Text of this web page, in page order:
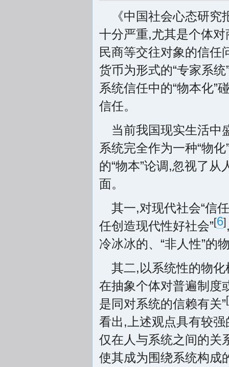
《中国社会心态研
十分严重,尤其是个体
民商等交往对象的信任
货币为形式的“专家系
系统信任中的“物本化”
信任。
当前我国现实生活中
系统完全作为一种“物
的“物本”论调,忽视了
面。
其一,对现代社会“信
任创造现代性好社会”[6]
冷冰冰的、“非人性”的
其二,以系统性的物
在抽象个体对普遍制度
是同对系统的信赖有关”[
看出,上述观点具有较
仅在人与系统之间的关
使其成为围绕系统构成